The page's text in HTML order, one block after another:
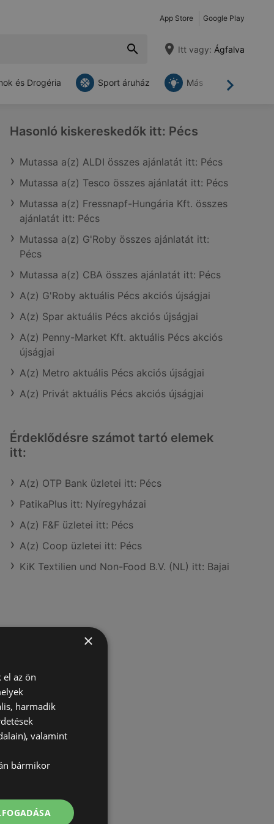
App Store Google Play
Itt vagy: Ágfalva
Tovább
és Drogéria Sport áruház Más
Hasonló kiskereskedők itt: Pécs
Mutassa a(z) ALDI összes ajánlatát itt: Pécs
Mutassa a(z) Tesco összes ajánlatát itt: Pécs
Mutassa a(z) Fressnapf-Hungária Kft. összes
ajánlatát itt: Pécs
Mutassa a(z) G'Roby összes ajánlatát itt:
Pécs
Mutassa a(z) CBA összes ajánlatát itt: Pécs
A(z) G'Roby aktuális Pécs akciós újságjai
A(z) Spar aktuális Pécs akciós újságjai
A(z) Penny-Market Kft. aktuális Pécs akciós
újságjai
A(z) Metro aktuális Pécs akciós újságjai
A(z) Privát aktuális Pécs akciós újságjai
Érdeklődésre számot tartó elemek
itt:
A(z) OTP Bank üzletei itt: Pécs
PatikaPlus itt: Nyíregyházai
A(z) F&F üzletei itt: Pécs
A(z) Coop üzletei itt: Pécs
KiK Textilien und Non-Food B.V. (NL) itt: Bajai
×
el az ön
harmadik
valamint
bármikor